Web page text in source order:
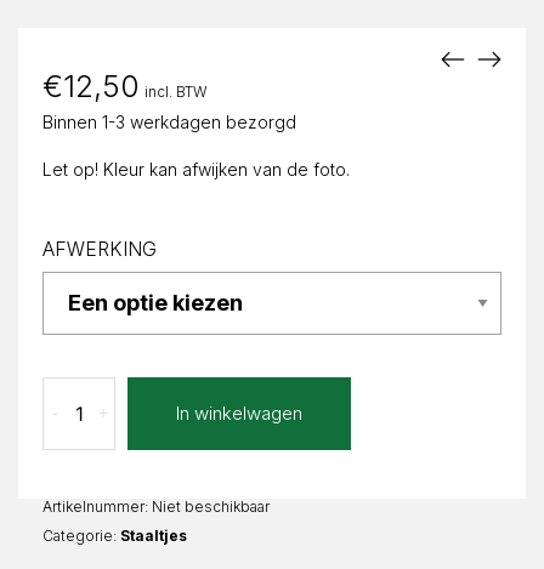
€12,50 incl. BTW
Binnen 1-3 werkdagen bezorgd
Let op! Kleur kan afwijken van de foto.
AFWERKING
staal
aantal
+
- In winkelwagen
Artikelnummer: Niet beschikbaar
Categorie: Staaltjes